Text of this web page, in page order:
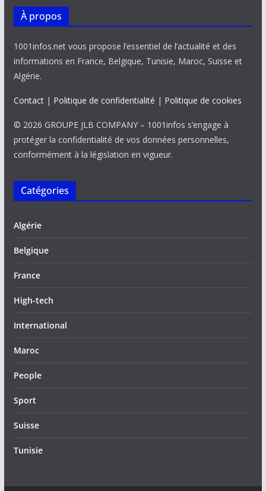
À propos
1001infos.net vous propose l’essentiel de l’actualité et des
informations en France, Belgique, Tunisie, Maroc, Suisse et
Algérie.
Contact| Politique de confidentialité | Politique de cookies
© 2026 GROUPE JLB COMPANY – 1001infos s’engage à
protéger la confidentialité de vos données personnelles,
conformément à la législation en vigueur.
Catégories
Algérie
Belgique
France
High-tech
International
Maroc
People
Sport
Suisse
Tunisie